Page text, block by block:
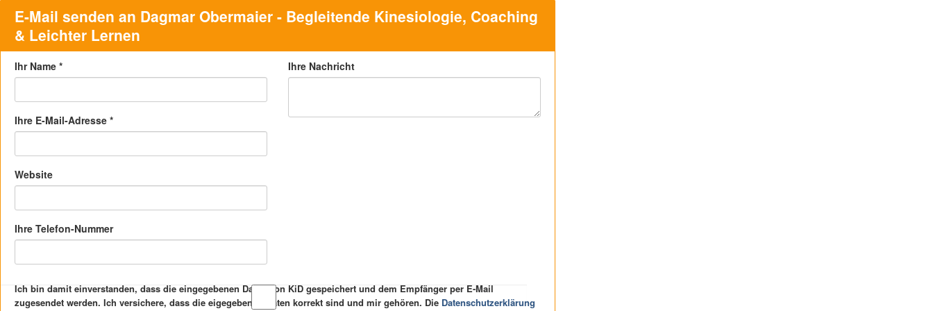
E-Mail senden an Dagmar Obermaier - Begleitende Kinesiologie, Coaching
& Leichter Lernen
Ihr Name *
Ihre E-Mail-Adresse *
Website
Ihre Telefon-Nummer
Ihre Nachricht
Ich bin damit einverstanden, dass die eingegebenen Daten von KiD gespeichert und dem Empfänger per E-Mail
zugesendet werden. Ich versichere, dass die eigegebenen Daten korrekt sind und mir gehören. Die Datenschutzerklärung